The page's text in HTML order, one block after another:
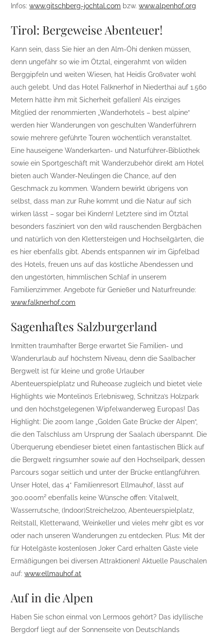
Infos:www.gitschberg-jochtal.com bzw.www.alpenhof.org
Tirol: Bergeweise Abenteuer!
Kann sein, dass Sie hier an den Alm-Öhi denken müssen,
denn ungefähr so wie im Ötztal, eingerahmt von wilden
Berggipfeln und weiten Wiesen, hat Heidis Großvater wohl
auch gelebt. Und das Hotel Falknerhof in Niederthai auf 1.560
Metern hätte ihm mit Sicherheit gefallen! Als einziges
Mitglied der renommierten „Wanderhotels – best alpine“
werden hier Wanderungen von geschulten Wanderführern
sowie mehrere geführte Touren wöchentlich veranstaltet.
Eine hauseigene Wanderkarten- und Naturführer-Bibliothek
sowie ein Sportgeschäft mit Wanderzubehör direkt am Hotel
bieten auch Wander-Neulingen die Chance, auf den
Geschmack zu kommen. Wandern bewirkt übrigens von
selbst, dass man zur Ruhe kommt und die Natur auf sich
wirken lässt – sogar bei Kindern! Letztere sind im Ötztal
besonders fasziniert von den wild rauschenden Bergbächen
und natürlich von den Klettersteigen und Hochseilgärten, die
es hier ebenfalls gibt. Abends entspannen wir im Gipfelbad
des Hotels, freuen uns auf das köstliche Abendessen und
den ungestörten, himmlischen Schlaf in unserem
Familienzimmer. Angebote für Genießer und Naturfreunde:
www.falknerhof.com
Sagenhaftes Salzburgerland
Inmitten traumhafter Berge erwartet Sie Familien- und
Wanderurlaub auf höchstem Niveau, denn die Saalbacher
Bergwelt ist für kleine und große Urlauber
Abenteuerspielplatz und Ruheoase zugleich und bietet viele
Highlights wie Montelino’s Erlebnisweg, Schnitza’s Holzpark
und den höchstgelegenen Wipfelwanderweg Europas! Das
Highlight: Die 200m lange „Golden Gate Brücke der Alpen“,
die den Talschluss am Ursprung der Saalach überspannt. Die
Überquerung ebendieser bietet einen fantastischen Blick auf
die Bergwelt ringsumher sowie auf den Hochseilpark, dessen
Parcours sogar seitlich und unter der Brücke entlangführen.
Unser Hotel, das 4* Familienresort Ellmauhof, lässt auf
300.000m² ebenfalls keine Wünsche offen: Vitalwelt,
Wasserrutsche, (Indoor)Streichelzoo, Abenteuerspielplatz,
Reitstall, Kletterwand, Weinkeller und vieles mehr gibt es vor
oder nach unseren Wanderungen zu entdecken. Plus: Mit der
für Hotelgäste kostenlosen Joker Card erhalten Gäste viele
Ermäßigungen bei diversen Attraktionen! Aktuelle Pauschalen
auf:www.ellmauhof.at
Auf in die Alpen
Haben Sie schon einmal von Lermoos gehört? Das idyllische
Bergdorf liegt auf der Sonnenseite von Deutschlands